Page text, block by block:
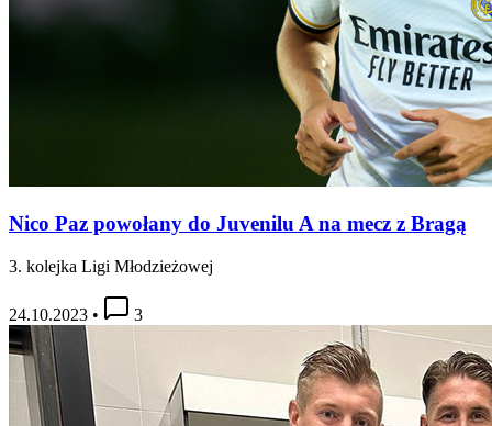
Nico Paz powołany do Juvenilu A na mecz z Bragą
3. kolejka Ligi Młodzieżowej
24.10.2023 • 3